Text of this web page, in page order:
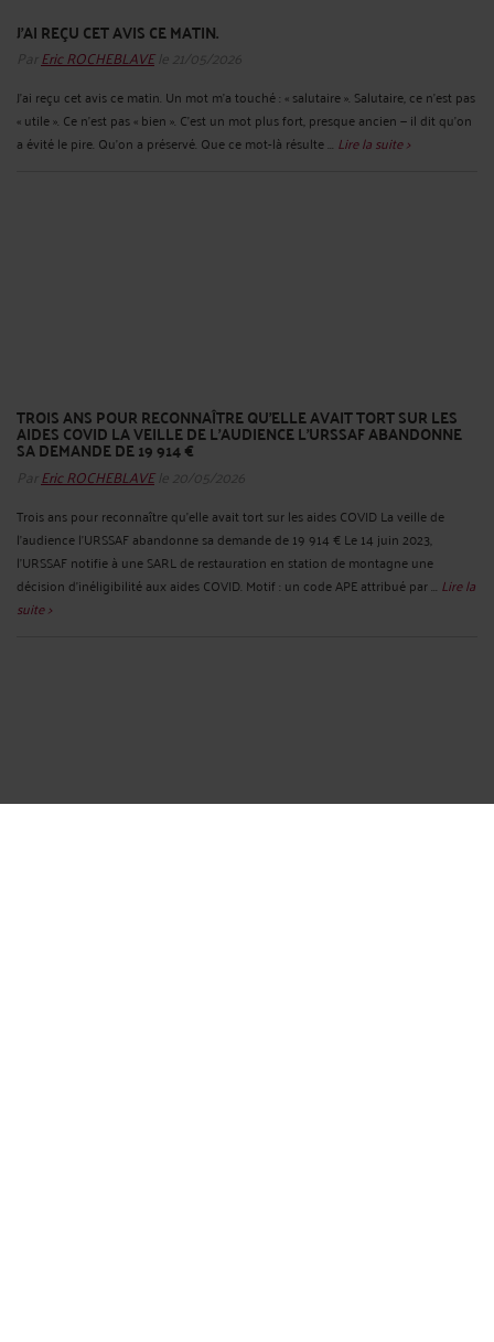
J'AI REÇU CET AVIS CE MATIN.
Par Eric ROCHEBLAVEle 21/05/2026
J'ai reçu cet avis ce matin. Un mot m'a touché : « salutaire ». Salutaire, ce n'est pas
« utile ». Ce n'est pas « bien ». C'est un mot plus fort, presque ancien — il dit qu'on
a évité le pire. Qu'on a préservé. Que ce mot-là résulte ... Lire la suite >
TROIS ANS POUR RECONNAÎTRE QU'ELLE AVAIT TORT SUR LES
AIDES COVID LA VEILLE DE L'AUDIENCE L'URSSAF ABANDONNE
SA DEMANDE DE 19 914 €
Par Eric ROCHEBLAVEle 20/05/2026
Trois ans pour reconnaître qu'elle avait tort sur les aides COVID La veille de
l'audience l'URSSAF abandonne sa demande de 19 914 € Le 14 juin 2023,
l'URSSAF notifie à une SARL de restauration en station de montagne une
décision d'inéligibilité aux aides COVID. Motif : un code APE attribué par ... Lire la
suite >